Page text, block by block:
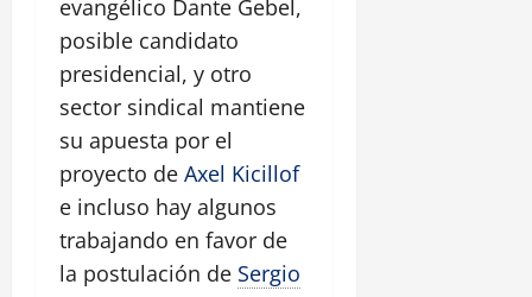
evangélico Dante Gebel,
posible candidato
presidencial, y otro
sector sindical mantiene
su apuesta por el
proyecto de Axel Kicillof
e incluso hay algunos
trabajando en favor de
la postulación de Sergio